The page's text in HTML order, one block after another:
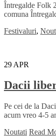
Întregalde Folk
comuna
Festivaluri,
29 APR
Dacii
Pe cei de la
acum vreo 4-5
Noutati Read